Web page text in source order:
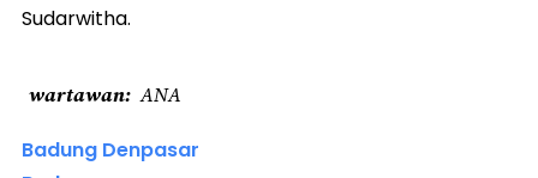
Sudarwitha.
wartawan ANA
Badung Denpasar